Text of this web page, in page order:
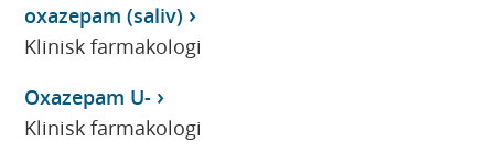
oxazepam (saliv)
Klinisk farmakologi
Oxazepam U-
Klinisk farmakologi